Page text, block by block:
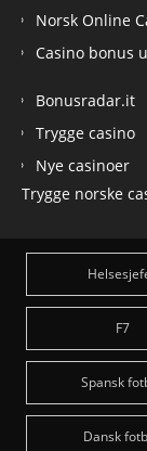
Norsk Online
Casino bonus
Bonusradar.it
Trygge casino
Nye casinoer
Trygge norske
F7
Spansk
Dansk